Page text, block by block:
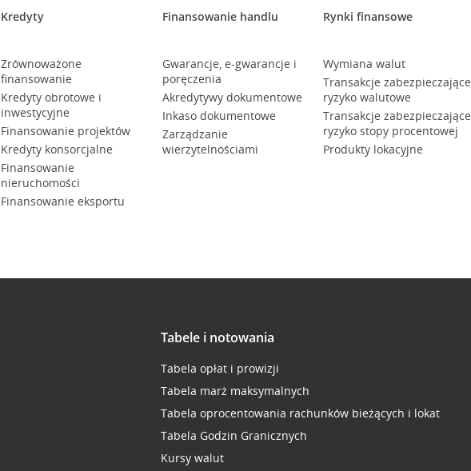
Kredyty
Zrównoważone
finansowanie
Kredyty obrotowe i
inwestycyjne
Finansowanie projektów
Kredyty konsorcjalne
Finansowanie
nieruchomości
Finansowanie eksportu
Finansowanie handlu
Gwarancje, e-gwarancje i
poręczenia
Akredytywy dokumentowe
Inkaso dokumentowe
Zarządzanie
wierzytelnościami
Rynki finansowe
Wymiana walut
Transakcje zabezpieczające
ryzyko walutowe
Transakcje zabezpieczające
ryzyko stopy procentowej
Produkty lokacyjne
Tabele i notowania
Tabela opłat i prowizji
Tabela marż maksymalnych
Tabela oprocentowania rachunków bieżących i lokat
Tabela Godzin Granicznych
Kursy walut